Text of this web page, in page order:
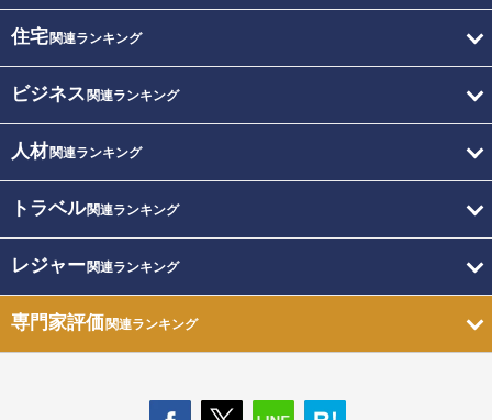
住宅関連ランキング
ビジネス 関連ランキング
人材関連ランキング
トラベル関連ランキング
レジャー関連ランキング
専門家評価関連ランキング